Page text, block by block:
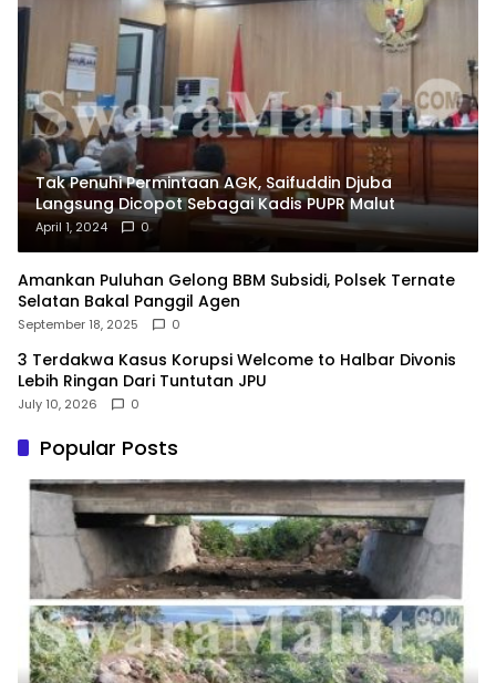
Tak Penuhi Permintaan AGK, Saifuddin Djuba
Langsung Dicopot Sebagai Kadis PUPR Malut
April 1, 2024 0
Amankan Puluhan Gelong BBM Subsidi, Polsek Ternate
Selatan Bakal Panggil Agen
September 18, 2025 0
3 Terdakwa Kasus Korupsi Welcome to Halbar Divonis
Lebih Ringan Dari Tuntutan JPU
July 10, 2026 0
Popular Posts